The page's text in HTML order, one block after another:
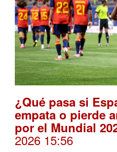
¿Qué pasa si
empata o pierde
por el Mundial
2026 15:56